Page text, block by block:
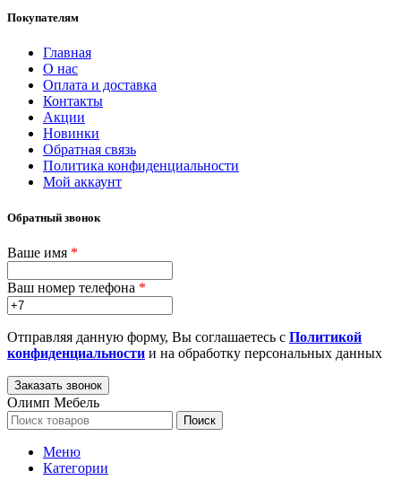
Покупателям
Главная
О нас
Оплата и доставка
Контакты
Акции
Новинки
Обратная связь
Политика конфиденциальности
Мой аккаунт
Обратный звонок
Ваше имя *
Ваш номер телефона *
Отправляя данную форму, Вы соглашаетесь с Политикой
конфиденциальности и на обработку персональных данных
Олимп Мебель
Поиск
Меню
Категории